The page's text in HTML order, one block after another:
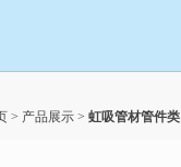
> 产品展示 > 虹吸管材管件类